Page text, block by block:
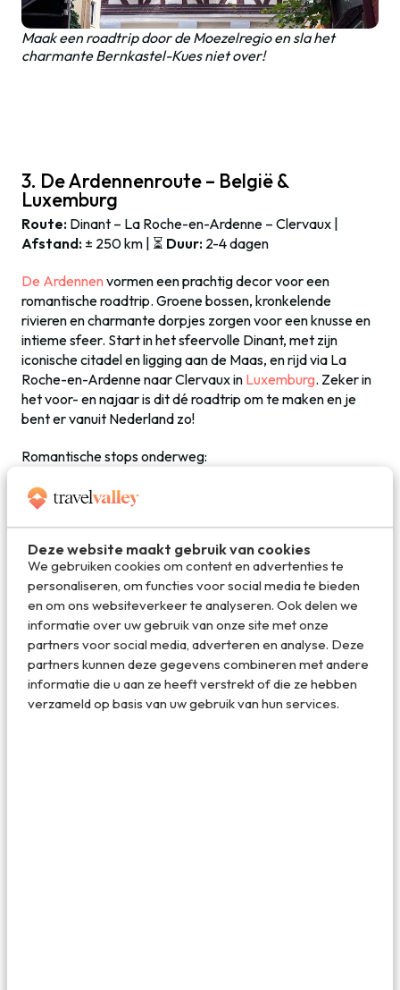
Deze website maakt gebruik van cookies
We gebruiken cookies om content en advertenties te
personaliseren, om functies voor social media te bieden
en om ons websiteverkeer te analyseren. Ook delen we
informatie over uw gebruik van onze site met onze
partners voor social media, adverteren en analyse. Deze
partners kunnen deze gegevens combineren met andere
informatie die u aan ze heeft verstrekt of die ze hebben
verzameld op basis van uw gebruik van hun services.
Maak een roadtrip door de Moezelregio en sla het
charmante Bernkastel-Kues niet over!
3. De Ardennenroute – België &
Luxemburg
Route: Dinant – La Roche-en-Ardenne – Clervaux |
Afstand: ± 250 km | ⏳ Duur: 2-4 dagen
De Ardennen vormen een prachtig decor voor een
romantische roadtrip. Groene bossen, kronkelende
rivieren en charmante dorpjes zorgen voor een knusse en
intieme sfeer. Start in het sfeervolle Dinant, met zijn
iconische citadel en ligging aan de Maas, en rijd via La
Roche-en-Ardenne naar Clervaux in Luxemburg. Zeker in
het voor- en najaar is dit dé roadtrip om te maken en je
bent er vanuit Nederland zo!
Romantische stops onderweg:
prachtig uitzicht vanaf de citadel.
❤️La Roche-en-Ardenne
Ourthe, met een ruïne die ‘s avonds sfeervol verlicht
wordt. Ook Durbuy is zo’n sprookjesachtig mooi dorpje.
❤️Clervaux– Eensprookjesachtig Luxemburgs stadje
met een kasteel en schilderachtige straatjes.
Tip: De Ardennen zit vol met geweldige accommodaties,
zowel in de natuur als in een van de gezellige stadjes.
Durbuy is zeker leuk voor een nachtje. Trakteer jezelf op
een overnachting in Chateau Cardinal. In La Roche-en-
Ardenne vind jeCosy Little Loft, inclusief jacuzzi op het